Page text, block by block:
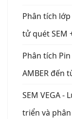
Phân tích
tử quét SEM
Phân tích
AMBER đến
SEM VEGA
triển và